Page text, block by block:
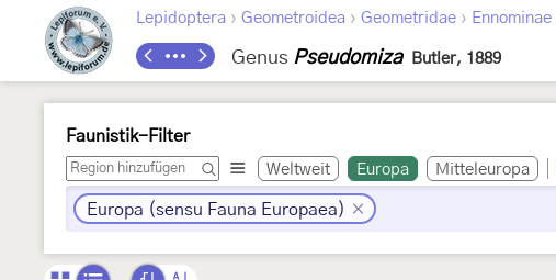
Lepidoptera › Geometroidea › Geometridae › Ennominae
Genus Pseudomiza Butler, 1889
Faunistik-Filter
Weltweit Europa Mitteleuropa
Europa (sensu Fauna Europaea)